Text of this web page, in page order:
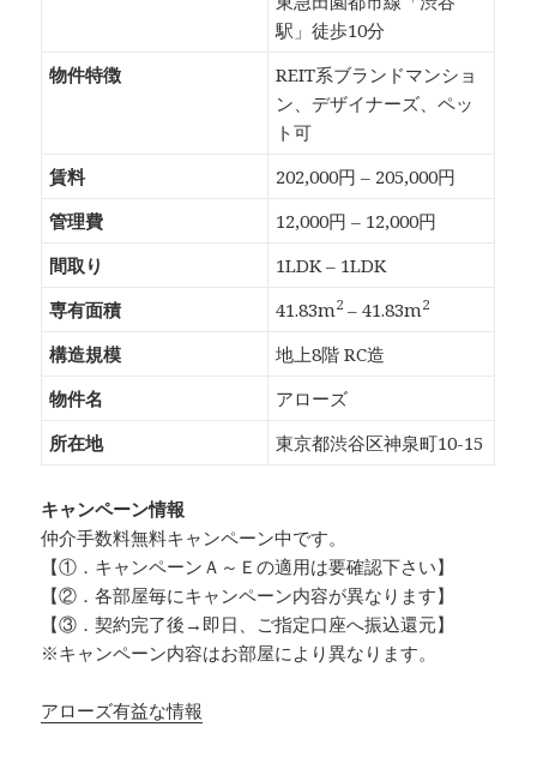
駅」徒歩10分
物件特徴
REIT系ブランドマンショ
ン、デザイナーズ、ペッ
ト可
賃料
202,000円 – 205,000円
管理費
12,000円 – 12,000円
間取り
1LDK – 1LDK
専有面積
41.83m2 – 41.83m2
構造規模
地上8階 RC造
物件名
アローズ
所在地
東京都渋谷区神泉町10-15
キャンペーン情報
仲介手数料無料キャンペーン中です。
【①．キャンペーンＡ～Ｅの適用は要確認下さい】
【②．各部屋毎にキャンペーン内容が異なります】
【③．契約完了後→即日、ご指定口座へ振込還元】
※キャンペーン内容はお部屋により異なります。
アローズ有益な情報